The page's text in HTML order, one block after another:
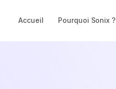
Accueil Pourquoi Sonix ?